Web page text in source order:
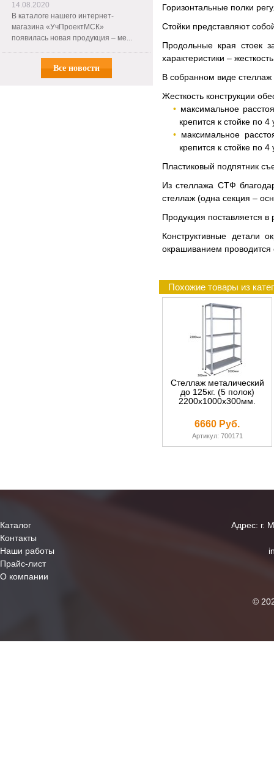
14.08.2020
В каталоге нашего интернет-
магазина «УчПроектМСК»
появилась новая продукция – ме...
Все новости
Горизонтальные полки
Стойки представляют
Продольные края стоек
характеристики –
В собранном виде стеллаж
Жесткость конструкции
максимальное
крепится к стойке по
максимальное
крепится к стойке по
Пластиковый подпятник
Из стеллажа СТФ
стеллаж (одна секция –
Продукция поставляется в
Конструктивные детали
окрашиванием проводится
Похожие товары из
Стеллаж металический
до 125кг. (5 полок)
2200х1000х300мм.
6660 Руб.
Артикул: 700171
Каталог
Контакты
Наши работы
Прайс-лист
О компании
Адрес: г.
©